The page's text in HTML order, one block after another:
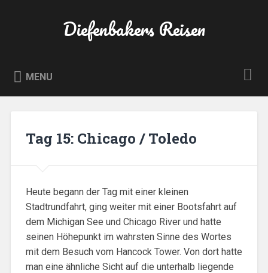
Diefenbakers Reisen
MENU
Tag 15: Chicago / Toledo
Heute begann der Tag mit einer kleinen
Stadtrundfahrt, ging weiter mit einer Bootsfahrt auf
dem Michigan See und Chicago River und hatte
seinen Höhepunkt im wahrsten Sinne des Wortes
mit dem Besuch vom Hancock Tower. Von dort hatte
man eine ähnliche Sicht auf die unterhalb liegende